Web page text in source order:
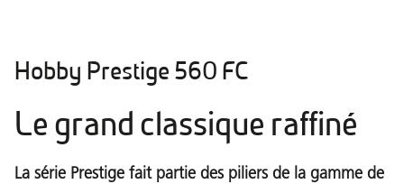
Hobby Prestige 560 FC
Le grand classique raffiné
La série Prestige fait partie des piliers de la gamme de